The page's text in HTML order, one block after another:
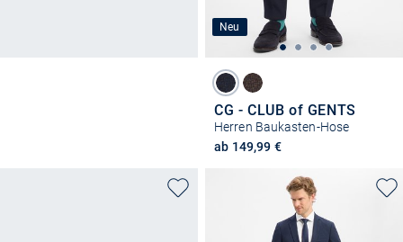
Neu
CG - CLUB of GENTS
Herren Baukasten-Hose
ab 149,99 €